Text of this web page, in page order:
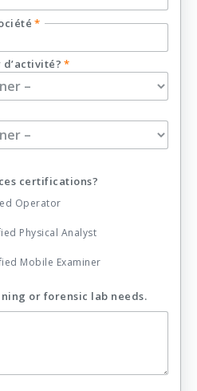
*
*
certifications?
Operator
Physical Analyst
Mobile Examiner
or forensic lab needs.